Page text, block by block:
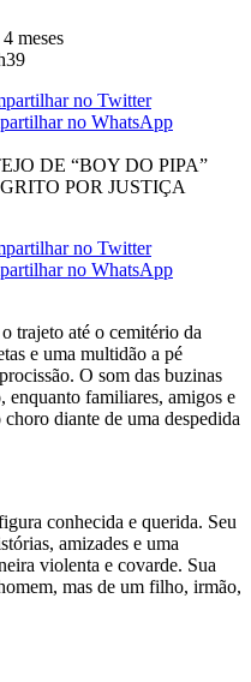
meses
trajeto até o cemitério da
e uma multidão a pé
O som das buzinas
enquanto familiares, amigos e
diante de uma despedida
conhecida e querida. Seu
amizades e uma
violenta e covarde. Sua
mas de um filho, irmão,